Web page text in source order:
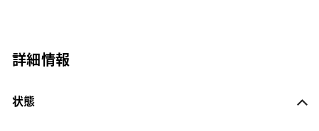
詳細情報
状態